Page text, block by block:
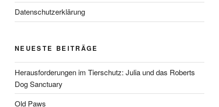
Datenschutzerklärung
NEUESTE BEITRÄGE
Herausforderungen im Tierschutz: Julia und das Roberts
Dog Sanctuary
Old Paws